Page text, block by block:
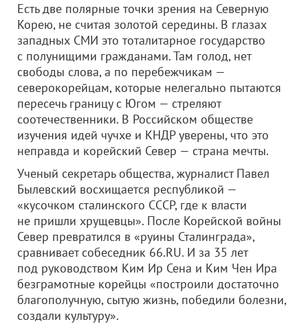
Есть две полярные точки зрения на Северную
Корею, не считая золотой середины. В глазах
западных СМИ это тоталитарное государство
с полунищими гражданами. Там голод, нет
свободы слова, а по перебежчикам —
северокорейцам, которые нелегально пытаются
пересечь границу с Югом — стреляют
соотечественники. В Российском обществе
изучения идей чучхе и КНДР уверены, что это
неправда и корейский Север — страна мечты.
Ученый секретарь общества, журналист Павел
Былевский восхищается республикой —
«кусочком сталинского СССР, где к власти
не пришли хрущевцы». После Корейской войны
Север превратился в «руины Сталинграда»,
сравнивает собеседник 66.RU. И за 35 лет
под руководством Ким Ир Сена и Ким Чен Ира
безграмотные корейцы «построили достаточно
благополучную, сытую жизнь, победили болезни,
создали культуру».